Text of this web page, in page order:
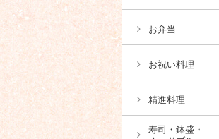
お弁当
お祝い料理
精進料理
寿司・鉢盛・